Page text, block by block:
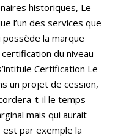
historiques, Le
l’un des services que
la marque
du niveau
Certification Le
un projet de cession,
t-il le temps
mais qui aurait
est par exemple la